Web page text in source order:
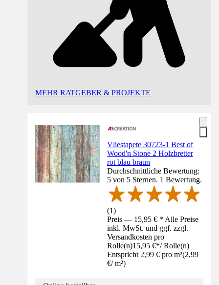
MEHR RATGEBER & PROJEKTE
Vliestapete 30723-1 Best of
Wood'n Stone 2 Holzbretter
rot blau braun
Durchschnittliche Bewertung:
5 von 5 Sternen. 1 Bewertung.
(1)
Preis — 15,95 € * Alle Preise
inkl. MwSt. und ggf. zzgl.
Versandkosten pro
Rolle(n)15,95 €*/ Rolle(n)
Entspricht 2,99 € pro m²(2,99
€/ m²)